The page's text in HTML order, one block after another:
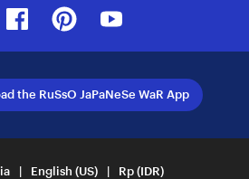
FacebookPinterest
the RuSsO JaPaNeSe WaR App
| English (US) | Rp (IDR)